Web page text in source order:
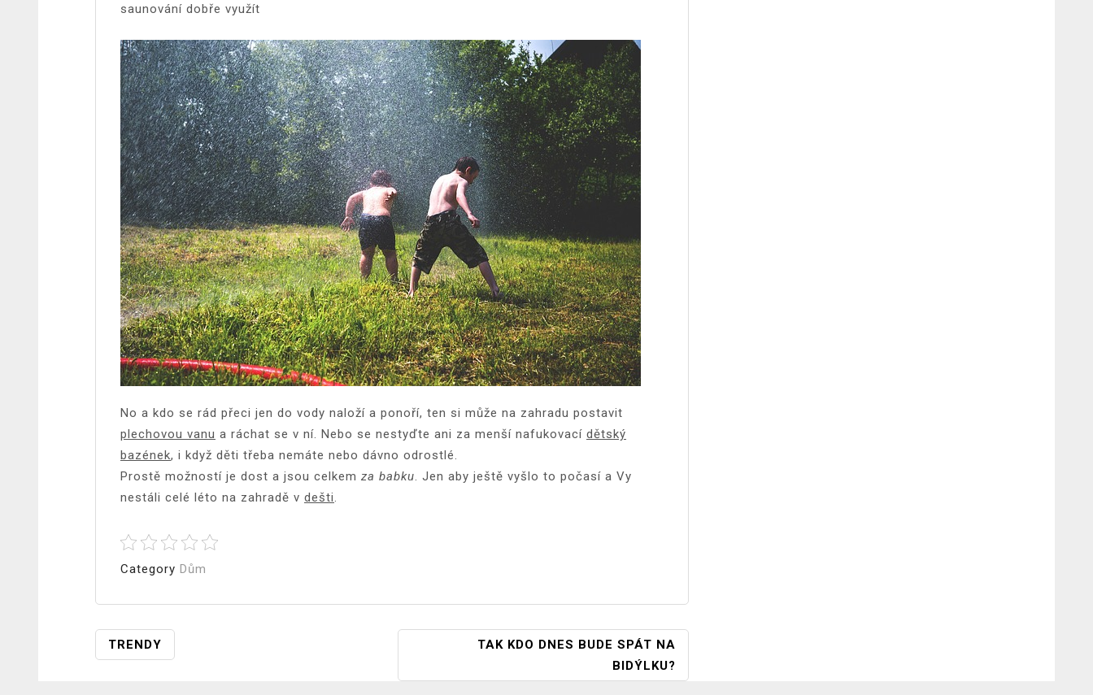
saunování dobře využít
No a kdo se rád přeci jen do vody naloží a ponoří, ten si může na zahradu postavit
plechovou vanu a ráchat se v ní. Nebo se nestyďte ani za menší nafukovací dětský
bazének, i když děti třeba nemáte nebo dávno odrostlé.
Prostě možností je dost a jsou celkem za babku . Jen aby ještě vyšlo to počasí a Vy
nestáli celé léto na zahradě v dešti
Category Dům
Navigace
TRENDY
TAK KDO DNES BUDE SPÁT NA
BIDÝLKU?